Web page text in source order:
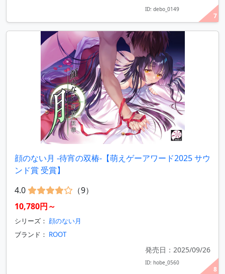
7
ID: debo_0149
8
顔のない月 ‐待宵の双椿‐【萌えゲーアワード2025 サウ
ンド賞 受賞】
4.0
（9）
10,780円～
シリーズ： 顔のない月
ブランド： ROOT
発売日：2025/09/26
ID: hobe_0560